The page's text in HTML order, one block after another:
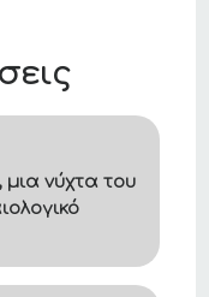
μια νύχτα του